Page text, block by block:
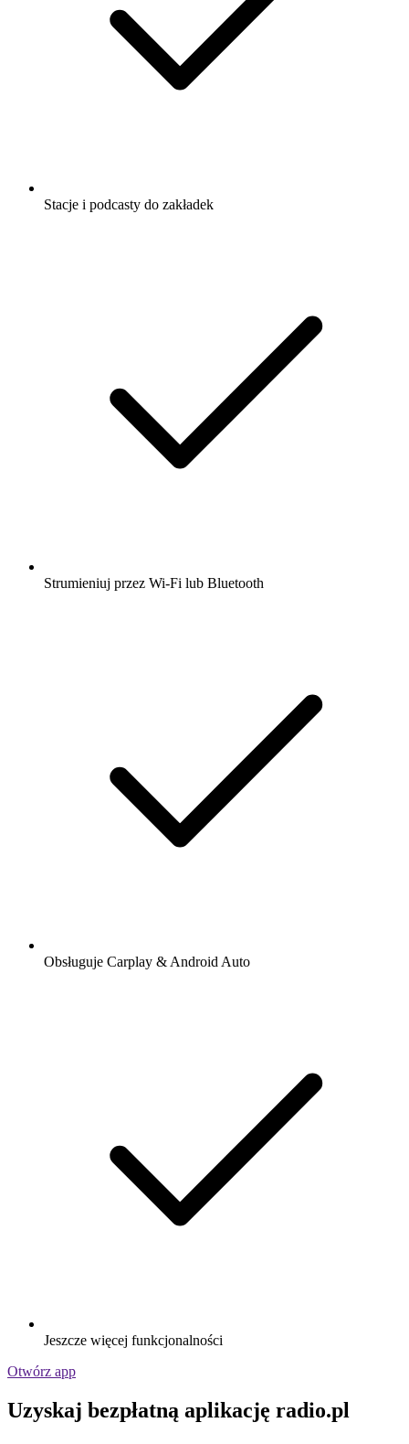
Stacje i podcasty do zakładek
Strumieniuj przez Wi-Fi lub Bluetooth
Obsługuje Carplay & Android Auto
Jeszcze więcej funkcjonalności
Otwórz app
Uzyskaj bezpłatną aplikację radio.pl